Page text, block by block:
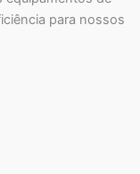
para nossos